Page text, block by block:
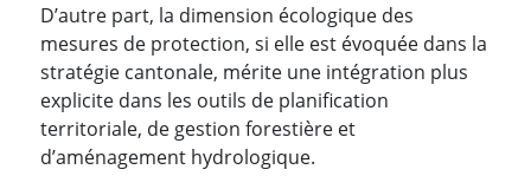
D’autre part, la dimension écologique des
mesures de protection, si elle est évoquée dans la
stratégie cantonale, mérite une intégration plus
explicite dans les outils de planification
territoriale, de gestion forestière et
d’aménagement hydrologique.